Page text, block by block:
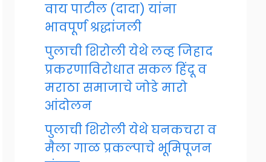
वाय पाटील (दादा) यांना
भावपूर्ण श्रद्धांजली
पुलाची शिरोली येथे लव्ह जिहाद
प्रकरणाविरोधात सकल हिंदू व
मराठा समाजाचे जोडे मारो
आंदोलन
पुलाची शिरोली येथे घनकचरा व
मैला गाळ प्रकल्पाचे भूमिपूजन